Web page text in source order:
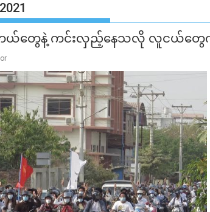
ယ်တွေနဲ့ ကင်းလှည့်နေသလို လူငယ်တွ